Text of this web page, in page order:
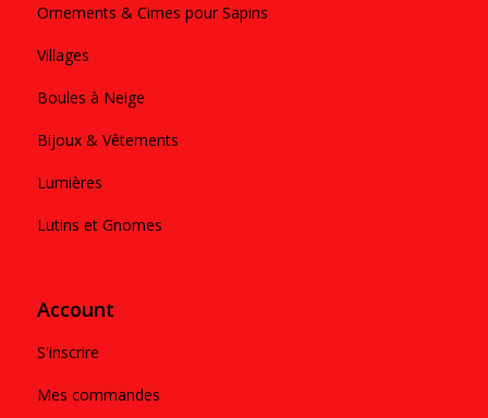
Ornements & Cimes pour Sapins
Villages
Boules à Neige
Bijoux & Vêtements
Lumières
Lutins et Gnomes
Account
S'inscrire
Mes commandes